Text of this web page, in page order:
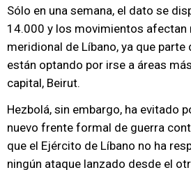
Sólo en una semana, el dato se
14.000 y los movimientos afectan
meridional de Líbano, ya que
están optando por irse a áreas
capital, Beirut.
Hezbolá, sin embargo, ha evitado
nuevo frente formal de guerra
que el Ejército de Líbano no ha
ningún ataque lanzado desde el